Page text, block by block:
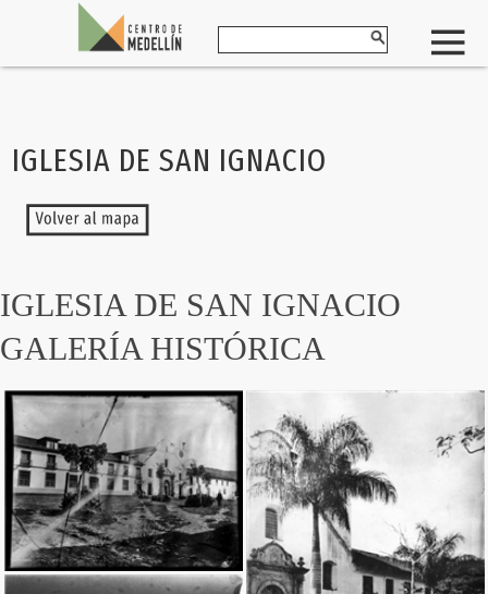
IGLESIA DE SAN IGNACIO
IGLESIA DE SAN IGNACIO
GALERÍA HISTÓRICA